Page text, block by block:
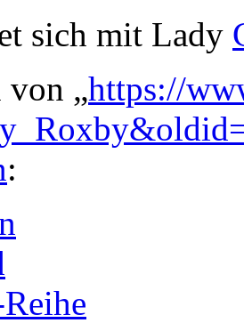
sich mit Lady
von „https://
: